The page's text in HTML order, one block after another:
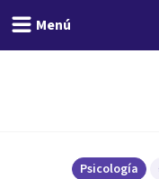
Menú
Psicología